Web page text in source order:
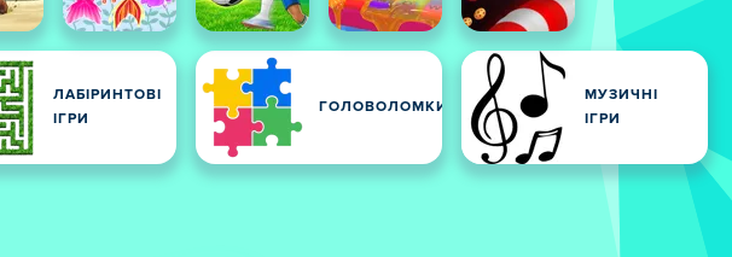
ЛАБІРИНТОВІ
ІГРИ
ГОЛОВОЛОМКИ
МУЗИЧНІ
ІГРИ